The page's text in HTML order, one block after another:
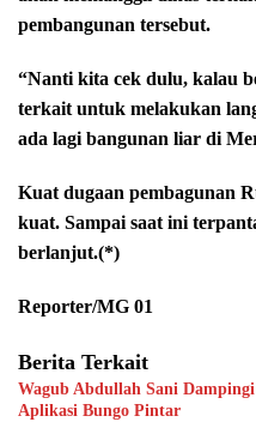
pembangunan tersebut.
“Nanti kita cek dulu, kalau
terkait untuk melakukan
ada lagi bangunan liar di
Kuat dugaan pembagunan
kuat. Sampai saat ini
berlanjut.(*)
Reporter/MG 01
Berita Terkait
Wagub Abdullah Sani
Aplikasi Bungo Pintar